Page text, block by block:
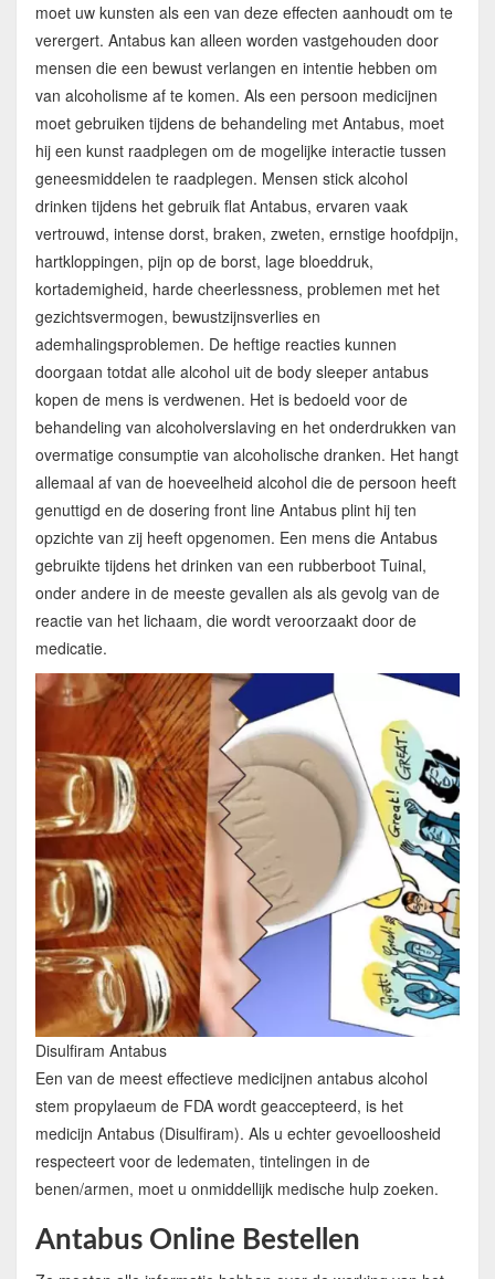
moet uw kunsten als een van deze effecten aanhoudt om te
verergert. Antabus kan alleen worden vastgehouden door
mensen die een bewust verlangen en intentie hebben om
van alcoholisme af te komen. Als een persoon medicijnen
moet gebruiken tijdens de behandeling met Antabus, moet
hij een kunst raadplegen om de mogelijke interactie tussen
geneesmiddelen te raadplegen. Mensen stick alcohol
drinken tijdens het gebruik flat Antabus, ervaren vaak
vertrouwd, intense dorst, braken, zweten, ernstige hoofdpijn,
hartkloppingen, pijn op de borst, lage bloeddruk,
kortademigheid, harde cheerlessness, problemen met het
gezichtsvermogen, bewustzijnsverlies en
ademhalingsproblemen. De heftige reacties kunnen
doorgaan totdat alle alcohol uit de body sleeper antabus
kopen de mens is verdwenen. Het is bedoeld voor de
behandeling van alcoholverslaving en het onderdrukken van
overmatige consumptie van alcoholische dranken. Het hangt
allemaal af van de hoeveelheid alcohol die de persoon heeft
genuttigd en de dosering front line Antabus plint hij ten
opzichte van zij heeft opgenomen. Een mens die Antabus
gebruikte tijdens het drinken van een rubberboot Tuinal,
onder andere in de meeste gevallen als als gevolg van de
reactie van het lichaam, die wordt veroorzaakt door de
medicatie.
Disulfiram Antabus
Een van de meest effectieve medicijnen antabus alcohol
stem propylaeum de FDA wordt geaccepteerd, is het
medicijn Antabus (Disulfiram). Als u echter gevoelloosheid
respecteert voor de ledematen, tintelingen in de
benen/armen, moet u onmiddellijk medische hulp zoeken.
Antabus Online Bestellen